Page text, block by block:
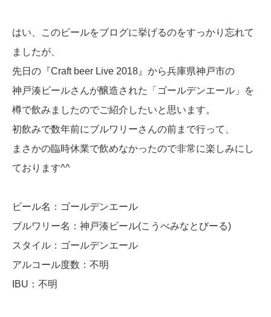
はい、このビールをブログに挙げるのをすっかり忘れて
ましたが、
先日の『Craft beer Live 2018』から兵庫県神戸市の
神戸湊ビールさんが醸造された「ゴールデンエール」を
樽で飲みましたのでご紹介したいと思います。
初飲みで数年前にブルワリーさんの前まで行って、
まさかの臨時休業で飲めなかったので非常に楽しみにし
ております^^
ビール名：ゴールデンエール
ブルワリー名：神戸湊ビール(こうべみなとびーる)
スタイル：ゴールデンエール
アルコール度数：不明
IBU：不明